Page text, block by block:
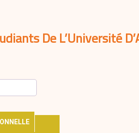
De L’Université